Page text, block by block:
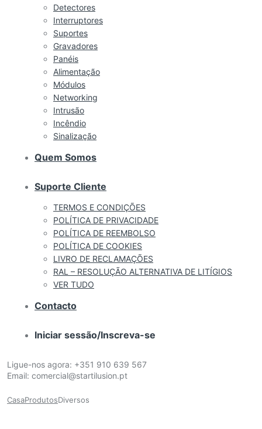
Detectores
Interruptores
Suportes
Gravadores
Panéis
Alimentação
Módulos
Networking
Intrusão
Incêndio
Sinalização
Quem Somos
Suporte Cliente
TERMOS E CONDIÇÕES
POLÍTICA DE PRIVACIDADE
POLÍTICA DE REEMBOLSO
POLÍTICA DE COOKIES
LIVRO DE RECLAMAÇÕES
RAL – RESOLUÇÃO ALTERNATIVA DE LITÍGIOS
VER TUDO
Contacto
Iniciar sessão/Inscreva-se
Ligue-nos agora: +351 910 639 567
Email: comercial@startilusion.pt
CasaProdutosDiversos